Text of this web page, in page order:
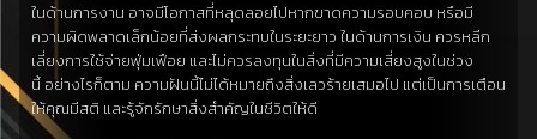
ในด้านการงาน อาจมีโอกาสที่หลุดลอยไปหากขาดความรอบคอบ หรือมี
ความผิดพลาดเล็กน้อยที่ส่งผลกระทบในระยะยาว ในด้านการเงิน ควรหลีก
เลี่ยงการใช้จ่ายฟุ่มเฟือย และไม่ควรลงทุนในสิ่งที่มีความเสี่ยงสูงในช่วง
นี้ อย่างไรก็ตาม ความฝันนี้ไม่ได้หมายถึงสิ่งเลวร้ายเสมอไป แต่เป็นการเตือน
ให้คุณมีสติ และรู้จักรักษาสิ่งสำคัญในชีวิตให้ดี